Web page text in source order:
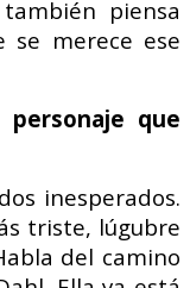
piensa
se merece ese
que
inesperados.
triste, lúgubre
del camino